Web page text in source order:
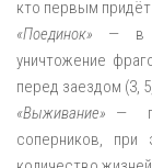
кто первым
«Поединок» — в
уничтожение
перед заездом (3,
«Выживание» —
соперников,